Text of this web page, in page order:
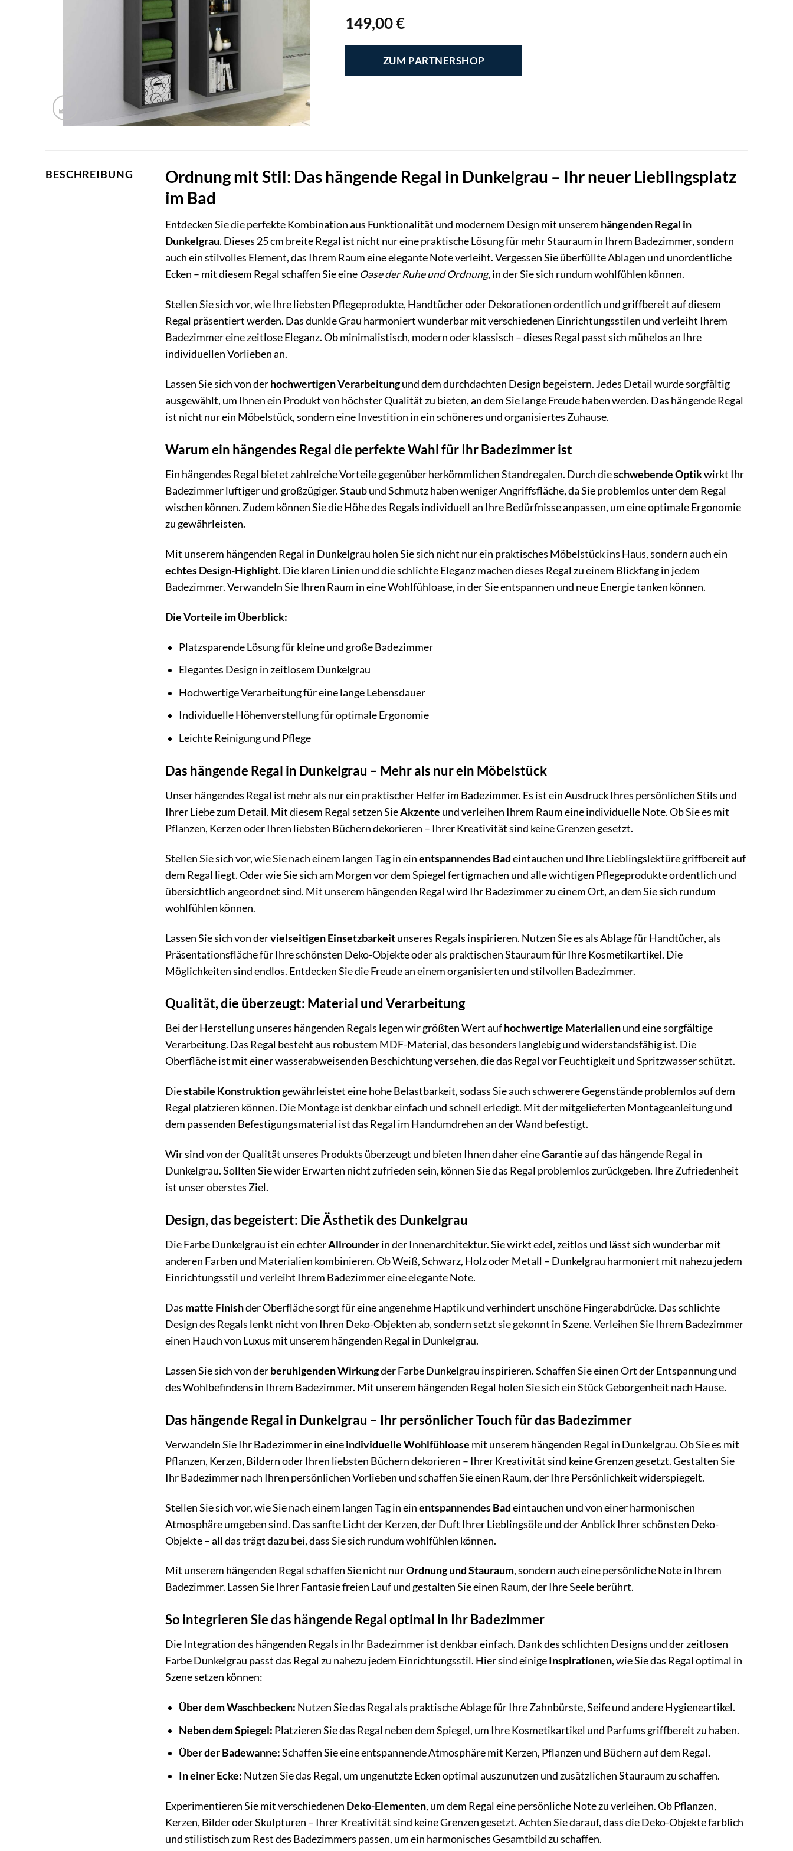
149,00€
ZUM PARTNERSHOP
BESCHREIBUNG
Ordnung mit Stil: Das hängende Regal in Dunkelgrau – Ihr neuer Lieblingsplatz
im Bad
Entdecken Sie die perfekte Kombination aus Funktionalität und modernem Design mit unserem hängenden Regal in
Dunkelgrau. Dieses 25 cm breite Regal ist nicht nur eine praktische Lösung für mehr Stauraum in Ihrem Badezimmer, sondern
auch ein stilvolles Element, das Ihrem Raum eine elegante Note verleiht. Vergessen Sie überfüllte Ablagen und unordentliche
Ecken – mit diesem Regal schaffen Sie eine Oase der Ruhe und Ordnung, in der Sie sich rundum wohlfühlen können.
Stellen Sie sich vor, wie Ihre liebsten Pflegeprodukte, Handtücher oder Dekorationen ordentlich und griffbereit auf diesem
Regal präsentiert werden. Das dunkle Grau harmoniert wunderbar mit verschiedenen Einrichtungsstilen und verleiht Ihrem
Badezimmer eine zeitlose Eleganz. Ob minimalistisch, modern oder klassisch – dieses Regal passt sich mühelos an Ihre
individuellen Vorlieben an.
Lassen Sie sich von derhochwertigen Verarbeitungund dem durchdachten Design begeistern. Jedes Detail wurde sorgfältig
ausgewählt, um Ihnen ein Produkt von höchster Qualität zu bieten, an dem Sie lange Freude haben werden. Das hängende Regal
ist nicht nur ein Möbelstück, sondern eine Investition in ein schöneres und organisiertes Zuhause.
Warum ein hängendes Regal die perfekte Wahl für Ihr Badezimmer ist
Ein hängendes Regal bietet zahlreiche Vorteile gegenüber herkömmlichen Standregalen. Durch dieschwebende Optikwirkt Ihr
Badezimmer luftiger und großzügiger. Staub und Schmutz haben weniger Angriffsfläche, da Sie problemlos unter dem Regal
wischen können. Zudem können Sie die Höhe des Regals individuell an Ihre Bedürfnisse anpassen, um eine optimale Ergonomie
zu gewährleisten.
Mit unserem hängenden Regal in Dunkelgrau holen Sie sich nicht nur ein praktisches Möbelstück ins Haus, sondern auch ein
echtes Design-Highlight. Die klaren Linien und die schlichte Eleganz machen dieses Regal zu einem Blickfang in jedem
Badezimmer. Verwandeln Sie Ihren Raum in eine Wohlfühloase, in der Sie entspannen und neue Energie tanken können.
Die Vorteile im Überblick:
Platzsparende Lösung für kleine und große Badezimmer
Elegantes Design in zeitlosem Dunkelgrau
Hochwertige Verarbeitung für eine lange Lebensdauer
Individuelle Höhenverstellung für optimale Ergonomie
Leichte Reinigung und Pflege
Das hängende Regal in Dunkelgrau – Mehr als nur ein Möbelstück
Unser hängendes Regal ist mehr als nur ein praktischer Helfer im Badezimmer. Es ist ein Ausdruck Ihres persönlichen Stils und
Ihrer Liebe zum Detail. Mit diesem Regal setzen SieAkzente und verleihen Ihrem Raum eine individuelle Note. Ob Sie es mit
Pflanzen, Kerzen oder Ihren liebsten Büchern dekorieren – Ihrer Kreativität sind keine Grenzen gesetzt.
Stellen Sie sich vor, wie Sie nach einem langen Tag in einentspannendes Badeintauchen und Ihre Lieblingslektüre griffbereit auf
dem Regal liegt. Oder wie Sie sich am Morgen vor dem Spiegel fertigmachen und alle wichtigen Pflegeprodukte ordentlich und
übersichtlich angeordnet sind. Mit unserem hängenden Regal wird Ihr Badezimmer zu einem Ort, an dem Sie sich rundum
wohlfühlen können.
Lassen Sie sich von dervielseitigen Einsetzbarkeitunseres Regals inspirieren. Nutzen Sie es als Ablage für Handtücher, als
Präsentationsfläche für Ihre schönsten Deko-Objekte oder als praktischen Stauraum für Ihre Kosmetikartikel. Die
Möglichkeiten sind endlos. Entdecken Sie die Freude an einem organisierten und stilvollen Badezimmer.
Qualität, die überzeugt: Material und Verarbeitung
Bei der Herstellung unseres hängenden Regals legen wir größten Wert aufhochwertige Materialienund eine sorgfältige
Verarbeitung. Das Regal besteht aus robustem MDF-Material, das besonders langlebig und widerstandsfähig ist. Die
Oberfläche ist mit einer wasserabweisenden Beschichtung versehen, die das Regal vor Feuchtigkeit und Spritzwasser schützt.
Diestabile Konstruktiongewährleistet eine hohe Belastbarkeit, sodass Sie auch schwerere Gegenstände problemlos auf dem
Regal platzieren können. Die Montage ist denkbar einfach und schnell erledigt. Mit der mitgelieferten Montageanleitung und
dem passenden Befestigungsmaterial ist das Regal im Handumdrehen an der Wand befestigt.
Wir sind von der Qualität unseres Produkts überzeugt und bieten Ihnen daher eineGarantieauf das hängende Regal in
Dunkelgrau. Sollten Sie wider Erwarten nicht zufrieden sein, können Sie das Regal problemlos zurückgeben. Ihre Zufriedenheit
ist unser oberstes Ziel.
Design, das begeistert: Die Ästhetik des Dunkelgrau
Die Farbe Dunkelgrau ist ein echterAllrounderin der Innenarchitektur. Sie wirkt edel, zeitlos und lässt sich wunderbar mit
anderen Farben und Materialien kombinieren. Ob Weiß, Schwarz, Holz oder Metall – Dunkelgrau harmoniert mit nahezu jedem
Einrichtungsstil und verleiht Ihrem Badezimmer eine elegante Note.
Das matte Finishder Oberfläche sorgt für eine angenehme Haptik und verhindert unschöne Fingerabdrücke. Das schlichte
Design des Regals lenkt nicht von Ihren Deko-Objekten ab, sondern setzt sie gekonnt in Szene. Verleihen Sie Ihrem Badezimmer
einen Hauch von Luxus mit unserem hängenden Regal in Dunkelgrau.
Lassen Sie sich von derberuhigenden Wirkungder Farbe Dunkelgrau inspirieren. Schaffen Sie einen Ort der Entspannung und
des Wohlbefindens in Ihrem Badezimmer. Mit unserem hängenden Regal holen Sie sich ein Stück Geborgenheit nach Hause.
Das hängende Regal in Dunkelgrau – Ihr persönlicher Touch für das Badezimmer
Verwandeln Sie Ihr Badezimmer in eineindividuelle Wohlfühloase mit unserem hängenden Regal in Dunkelgrau. Ob Sie es mit
Pflanzen, Kerzen, Bildern oder Ihren liebsten Büchern dekorieren – Ihrer Kreativität sind keine Grenzen gesetzt. Gestalten Sie
Ihr Badezimmer nach Ihren persönlichen Vorlieben und schaffen Sie einen Raum, der Ihre Persönlichkeit widerspiegelt.
Stellen Sie sich vor, wie Sie nach einem langen Tag in einentspannendes Badeintauchen und von einer harmonischen
Atmosphäre umgeben sind. Das sanfte Licht der Kerzen, der Duft Ihrer Lieblingsöle und der Anblick Ihrer schönsten Deko-
Objekte – all das trägt dazu bei, dass Sie sich rundum wohlfühlen können.
Mit unserem hängenden Regal schaffen Sie nicht nurOrdnung und Stauraum, sondern auch eine persönliche Note in Ihrem
Badezimmer. Lassen Sie Ihrer Fantasie freien Lauf und gestalten Sie einen Raum, der Ihre Seele berührt.
So integrieren Sie das hängende Regal optimal in Ihr Badezimmer
Die Integration des hängenden Regals in Ihr Badezimmer ist denkbar einfach. Dank des schlichten Designs und der zeitlosen
Farbe Dunkelgrau passt das Regal zu nahezu jedem Einrichtungsstil. Hier sind einigeInspirationen, wie Sie das Regal optimal in
Szene setzen können:
Über dem Waschbecken: Nutzen Sie das Regal als praktische Ablage für Ihre Zahnbürste, Seife und andere Hygieneartikel.
Neben dem Spiegel: Platzieren Sie das Regal neben dem Spiegel, um Ihre Kosmetikartikel und Parfums griffbereit zu haben.
Über der Badewanne:Schaffen Sie eine entspannende Atmosphäre mit Kerzen, Pflanzen und Büchern auf dem Regal.
In einer Ecke: Nutzen Sie das Regal, um ungenutzte Ecken optimal auszunutzen und zusätzlichen Stauraum zu schaffen.
Experimentieren Sie mit verschiedenen Deko-Elementen, um dem Regal eine persönliche Note zu verleihen. Ob Pflanzen,
Kerzen, Bilder oder Skulpturen – Ihrer Kreativität sind keine Grenzen gesetzt. Achten Sie darauf, dass die Deko-Objekte farblich
und stilistisch zum Rest des Badezimmers passen, um ein harmonisches Gesamtbild zu schaffen.